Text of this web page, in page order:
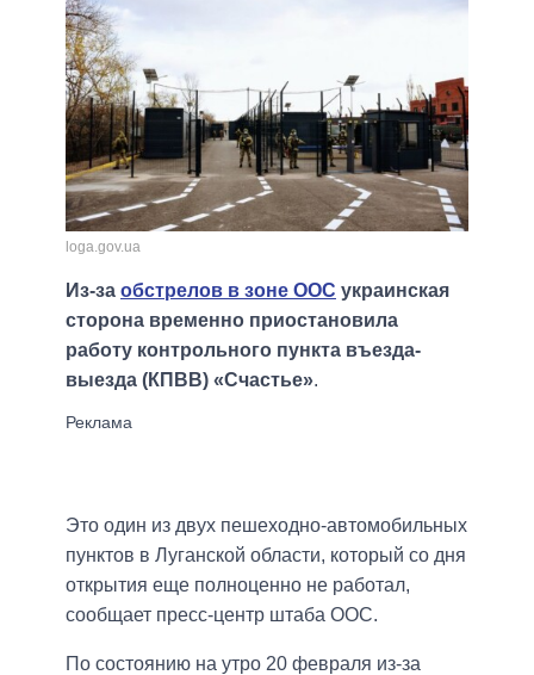
loga.gov.ua
Из-за обстрелов в зоне ООС украинская
сторона временно приостановила
работу контрольного пункта въезда-
выезда (КПВВ) «Счастье».
Это один из двух пешеходно-автомобильных
пунктов в Луганской области, который со дня
открытия еще полноценно не работал,
сообщает пресс-центр штаба ООС.
По состоянию на утро 20 февраля из-за